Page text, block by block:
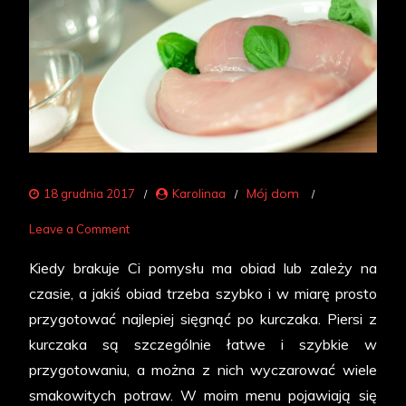
18 grudnia 2017 Karolinaa Mój dom
Leave a Commenton
kurczaka
w
sosie
śmietanowym
Kiedy brakuje Ci pomysłu ma obiad lub zależy na
czasie, a jakiś obiad trzeba szybko i w miarę prosto
przygotować najlepiej sięgnąć po kurczaka. Piersi z
kurczaka są szczególnie łatwe i szybkie w
przygotowaniu, a można z nich wyczarować wiele
smakowitych potraw. W moim menu pojawiają się